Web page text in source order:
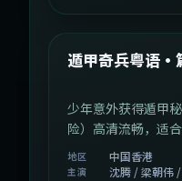
最新
中国香港
遁甲奇兵粤语·
少年意外获得遁甲
险）高清流畅，适合
地区 中国香港
主演
沈腾 / 梁朝伟